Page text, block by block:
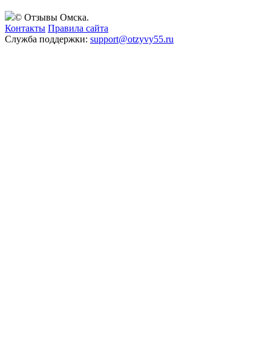
© Отзывы Омска.
Контакты Правила сайта
Служба поддержки: support@otzyvy55.ru